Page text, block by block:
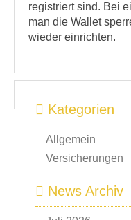
registriert sind. Bei
man die Wallet
wieder einrichten.
Kategorien
Allgemein
Versicherungen
News Archiv